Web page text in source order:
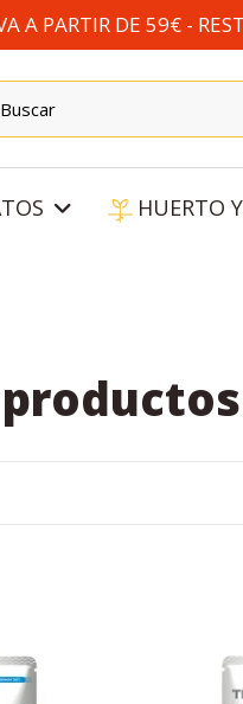
A PARTIR DE 59€ -
HUERTO